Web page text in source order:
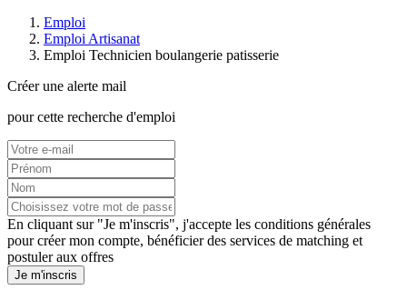
Emploi
Emploi Artisanat
Emploi Technicien boulangerie patisserie
Créer une alerte mail
pour cette recherche d'emploi
En cliquant sur "Je m'inscris", j'accepte les conditions générales
pour créer mon compte, bénéficier des services de matching et
postuler aux offres
Je m'inscris